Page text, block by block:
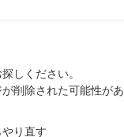
しください。
削除された可能性が
り直す